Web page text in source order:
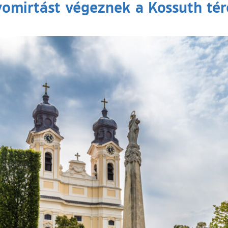
végeznek a Kossuth